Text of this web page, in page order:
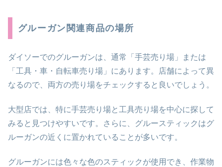
グルーガン関連商品の場所
ダイソーでのグルーガンは、通常「手芸売り場」または
「工具・車・自転車売り場」にあります。店舗によって異
なるので、両方の売り場をチェックすると良いでしょう。
大型店では、特に手芸売り場と工具売り場を中心に探して
みると見つけやすいです。さらに、グルースティックはグ
ルーガンの近くに置かれていることが多いです。
グルーガンには色々な色のスティックが使用でき、作業物